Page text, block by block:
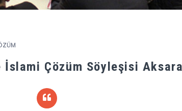
İslami Çözüm Söyleşisi